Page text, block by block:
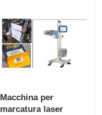
Macchina per
marcatura laser